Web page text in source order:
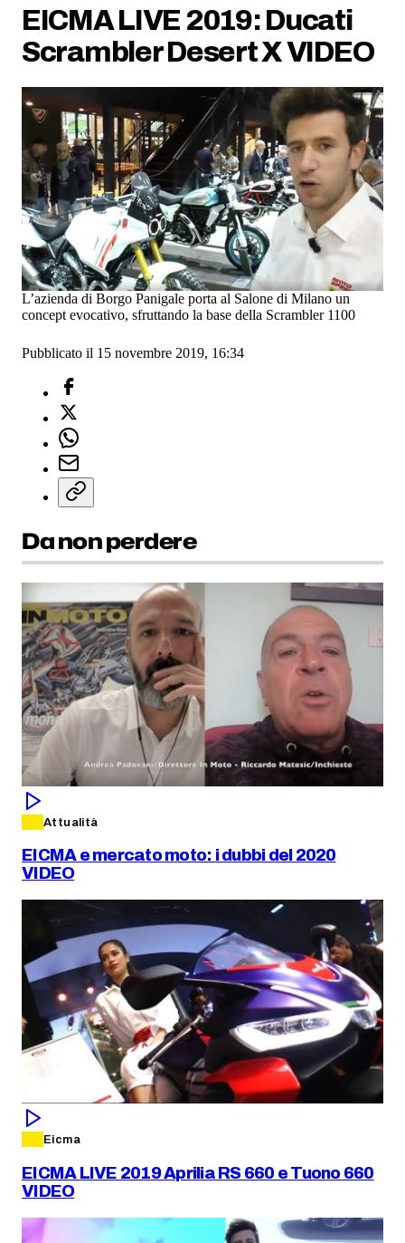
EICMA LIVE 2019: Ducati
Scrambler Desert X VIDEO
L’azienda di Borgo Panigale porta al Salone di Milano un
concept evocativo, sfruttando la base della Scrambler 1100
Pubblicato il 15 novembre 2019, 16:34
Da non perdere
Attualità
EICMA e mercato moto: i dubbi del 2020
VIDEO
Eicma
EICMA LIVE 2019 Aprilia RS 660 e Tuono 660
VIDEO